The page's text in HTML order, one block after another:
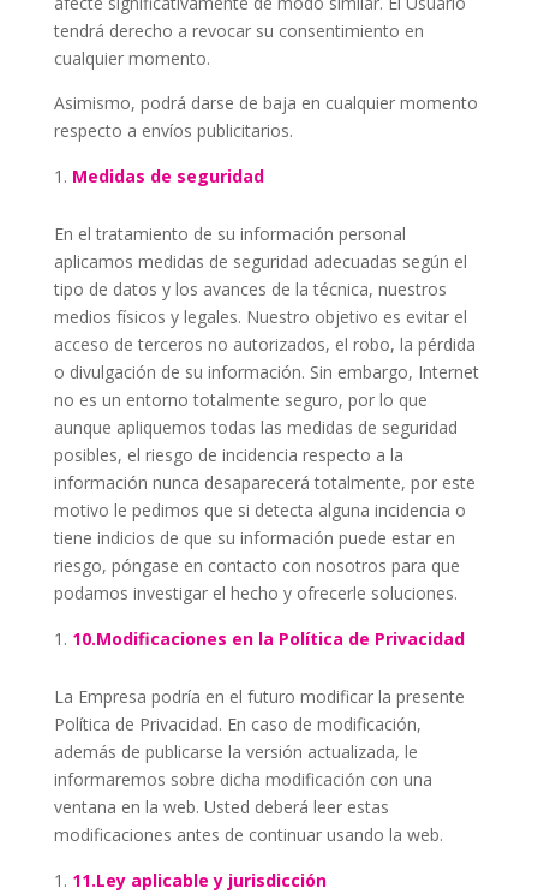
tendrá derecho a revocar su consentimiento en
cualquier momento.
Asimismo, podrá darse de baja en cualquier momento
respecto a envíos publicitarios.
Medidas de seguridad
En el tratamiento de su información personal
aplicamos medidas de seguridad adecuadas según el
tipo de datos y los avances de la técnica, nuestros
medios físicos y legales. Nuestro objetivo es evitar el
acceso de terceros no autorizados, el robo, la pérdida
o divulgación de su información. Sin embargo, Internet
no es un entorno totalmente seguro, por lo que
aunque apliquemos todas las medidas de seguridad
posibles, el riesgo de incidencia respecto a la
información nunca desaparecerá totalmente, por este
motivo le pedimos que si detecta alguna incidencia o
tiene indicios de que su información puede estar en
riesgo, póngase en contacto con nosotros para que
podamos investigar el hecho y ofrecerle soluciones.
10.Modificaciones en la Política de Privacidad
La Empresa podría en el futuro modificar la presente
Política de Privacidad. En caso de modificación,
además de publicarse la versión actualizada, le
informaremos sobre dicha modificación con una
ventana en la web. Usted deberá leer estas
modificaciones antes de continuar usando la web.
11.Ley aplicable y jurisdicción